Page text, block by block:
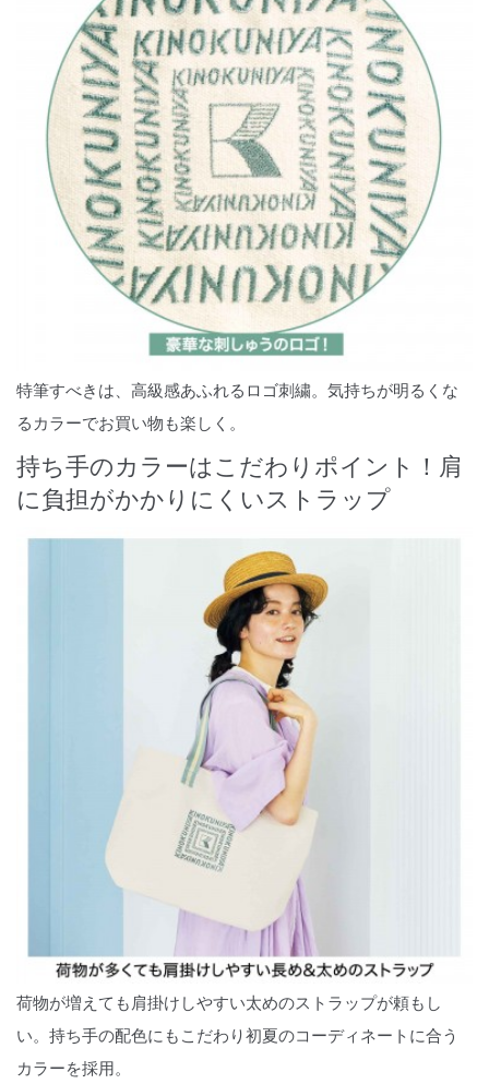
特筆すべきは、高級感あふれるロゴ刺繍。気持ちが明るくな
るカラーでお買い物も楽しく。
持ち手のカラーはこだわりポイント！肩
に負担がかかりにくいストラップ
荷物が増えても肩掛けしやすい太めのストラップが頼もし
い。持ち手の配色にもこだわり初夏のコーディネートに合う
カラーを採用。